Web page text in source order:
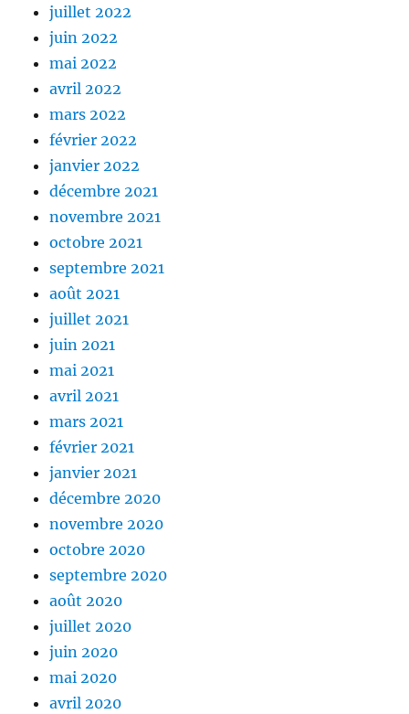
juillet 2022
juin 2022
mai 2022
avril 2022
mars 2022
février 2022
janvier 2022
décembre 2021
novembre 2021
octobre 2021
septembre 2021
août 2021
juillet 2021
juin 2021
mai 2021
avril 2021
mars 2021
février 2021
janvier 2021
décembre 2020
novembre 2020
octobre 2020
septembre 2020
août 2020
juillet 2020
juin 2020
mai 2020
avril 2020